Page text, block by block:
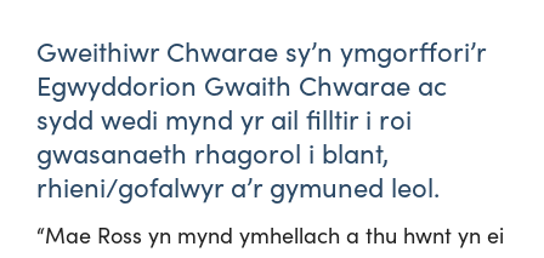
Gweithiwr Chwarae sy’n ymgorffori’r
Egwyddorion Gwaith Chwarae ac
sydd wedi mynd yr ail filltir i roi
gwasanaeth rhagorol i blant,
rhieni/gofalwyr a’r gymuned leol.
“Mae Ross yn mynd ymhellach a thu hwnt yn ei